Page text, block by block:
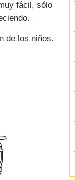
fácil, sólo
de los niños.